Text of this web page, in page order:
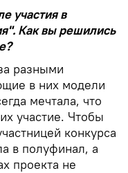
участия в
Как вы решились
разными
в них модели
мечтала, что
участие. Чтобы
конкурса
в полуфинал, а
проекта не